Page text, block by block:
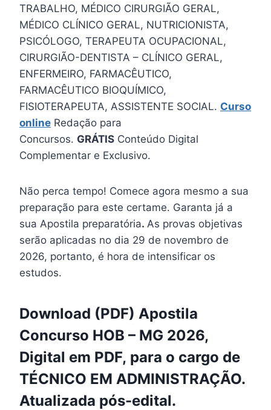
TRABALHO, MÉDICO CIRURGIÃO GERAL,
MÉDICO CLÍNICO GERAL, NUTRICIONISTA,
PSICÓLOGO, TERAPEUTA OCUPACIONAL,
CIRURGIÃO-DENTISTA – CLÍNICO GERAL,
ENFERMEIRO, FARMACÊUTICO,
FARMACÊUTICO BIOQUÍMICO,
FISIOTERAPEUTA, ASSISTENTE SOCIAL. Curso
online Redação para
Concursos. GRÁTIS Conteúdo Digital
Complementar e Exclusivo.
Não perca tempo! Comece agora mesmo a sua
preparação para este certame. Garanta já a
sua Apostila preparatória. As provas objetivas
serão aplicadas no dia 29 de novembro de
2026, portanto, é hora de intensificar os
estudos.
Download (PDF) Apostila
Concurso HOB – MG 2026,
Digital em PDF, para o cargo de
TÉCNICO EM ADMINISTRAÇÃO.
Atualizada pós-edital.